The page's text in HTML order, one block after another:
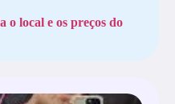
o local e os preços do